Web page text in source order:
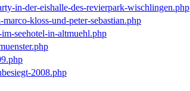
in-der-eishalle-des-revierpark-wischlingen.php
kloss-und-peter-sebastian.php
seehotel-in-altmuehl.php
2008.php